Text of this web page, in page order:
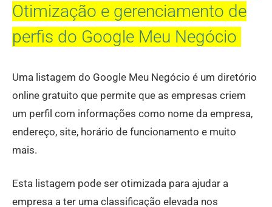
Otimização e gerenciamento de
perfis do Google Meu Negócio
Uma listagem do Google Meu Negócio é um diretório
online gratuito que permite que as empresas criem
um perfil com informações como nome da empresa,
endereço, site, horário de funcionamento e muito
mais.
Esta listagem pode ser otimizada para ajudar a
empresa a ter uma classificação elevada nos